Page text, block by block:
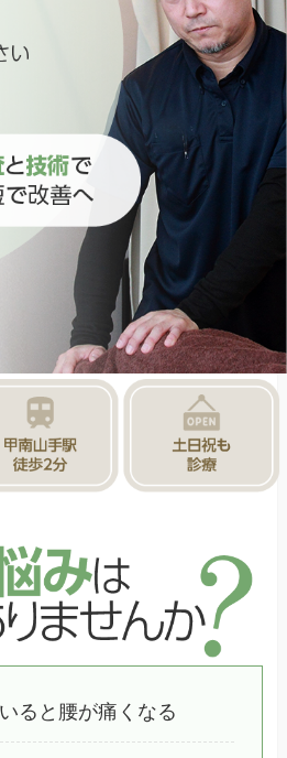
ると腰が痛くなる